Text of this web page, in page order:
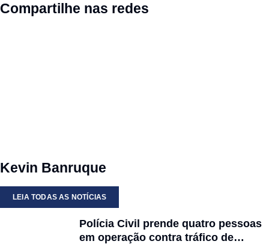
Compartilhe nas redes
Kevin Banruque
LEIA TODAS AS NOTÍCIAS
Polícia Civil prende quatro pessoas
em operação contra tráfico de